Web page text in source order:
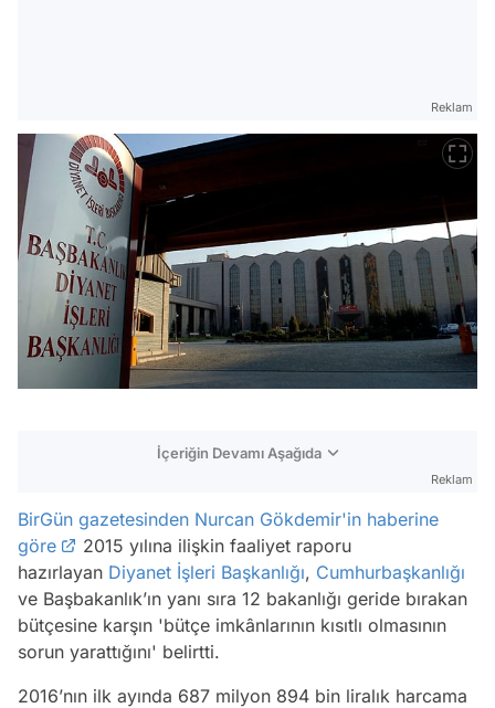
Reklam
İçeriğin Devamı Aşağıda
Reklam
BirGün gazetesinden Nurcan Gökdemir'in haberine
göre
2015 yılına ilişkin faaliyet raporu
hazırlayan Diyanet İşleri Başkanlığı, Cumhurbaşkanlığı
ve Başbakanlık’ın yanı sıra 12 bakanlığı geride bırakan
bütçesine karşın 'bütçe imkânlarının kısıtlı olmasının
sorun yarattığını' belirtti.
2016’nın ilk ayında 687 milyon 894 bin liralık harcama